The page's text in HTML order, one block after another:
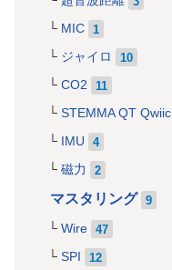
MIC 1
ジャイロ 10
CO2 11
STEMMA QT Qwiic
IMU 4
磁力 2
マスタリング 9
Wire 47
SPI 12